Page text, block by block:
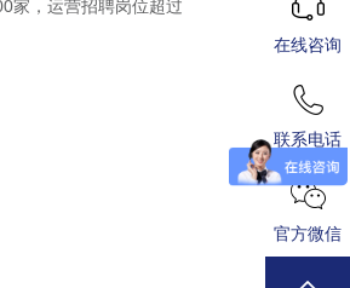
家，运营招聘岗位超过
在线咨询
联系电话
官方微信